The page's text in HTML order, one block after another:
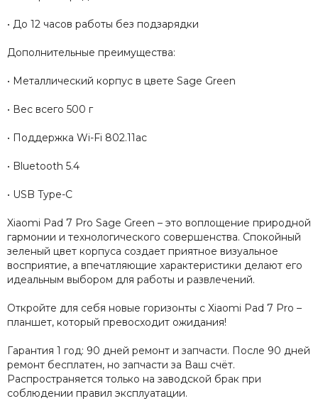
• До 12 часов работы без подзарядки
Дополнительные преимущества:
• Металлический корпус в цвете Sage Green
• Вес всего 500 г
• Поддержка Wi-Fi 802.11ac
• Bluetooth 5.4
• USB Type-C
Xiaomi Pad 7 Pro Sage Green – это воплощение природной
гармонии и технологического совершенства. Спокойный
зеленый цвет корпуса создает приятное визуальное
восприятие, а впечатляющие характеристики делают его
идеальным выбором для работы и развлечений.
Откройте для себя новые горизонты с Xiaomi Pad 7 Pro –
планшет, который превосходит ожидания!
Гарантия 1 год: 90 дней ремонт и запчасти. После 90 дней
ремонт бесплатен, но запчасти за Ваш счёт.
Распространяется только на заводской брак при
соблюдении правил эксплуатации.